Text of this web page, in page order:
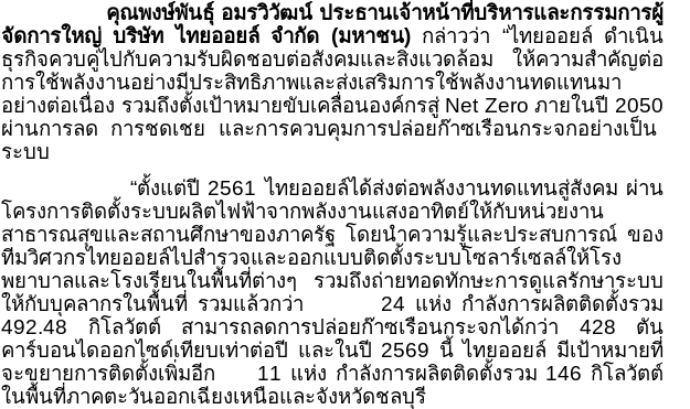
คุณพงษ์พันธุ์ อมรวิวัฒน์ ประธานเจ้าหน้าที่บริหารและกรรมการผู้
จัดการใหญ่ บริษัท ไทยออยล์ จำกัด (มหาชน)กล่าวว่า “ไทยออยล์ ดำเนิน
ธุรกิจควบคู่ไปกับความรับผิดชอบต่อสังคมและสิ่งแวดล้อม ให้ความสำคัญต่อ
การใช้พลังงานอย่างมีประสิทธิภาพและส่งเสริมการใช้พลังงานทดแทนมา
อย่างต่อเนื่อง รวมถึงตั้งเป้าหมายขับเคลื่อนองค์กรสู่ Net Zeroภายในปี 2050
ผ่านการลด การชดเชย และการควบคุมการปล่อยก๊าซเรือนกระจกอย่างเป็น
ระบบ
“ตั้งแต่ปี 2561 ไทยออยล์ได้ส่งต่อพลังงานทดแทนสู่สังคม ผ่าน
โครงการติดตั้งระบบผลิตไฟฟ้าจากพลังงานแสงอาทิตย์ให้กับหน่วยงาน
สาธารณสุขและสถานศึกษาของภาครัฐ โดยนำความรู้และประสบการณ์ ของ
ทีมวิศวกรไทยออยล์ไปสำรวจและออกแบบติดตั้งระบบโซลาร์เซลล์ให้โรง
พยาบาลและโรงเรียนในพื้นที่ต่างๆ รวมถึงถ่ายทอดทักษะการดูแลรักษาระบบ
ให้กับบุคลากรในพื้นที่ รวมแล้วกว่า
24 แห่ง กำลังการผลิตติดตั้งรวม
492.48 กิโลวัตต์ สามารถลดการปล่อยก๊าซเรือนกระจกได้กว่า 428 ตัน
คาร์บอนไดออกไซด์เทียบเท่าต่อปี และในปี 2569 นี้ ไทยออยล์ มีเป้าหมายที่
จะขยายการติดตั้งเพิ่มอีก
11 แห่ง กำลังการผลิตติดตั้งรวม 146 กิโลวัตต์
ในพื้นที่ภาคตะวันออกเฉียงเหนือและจังหวัดชลบุรี